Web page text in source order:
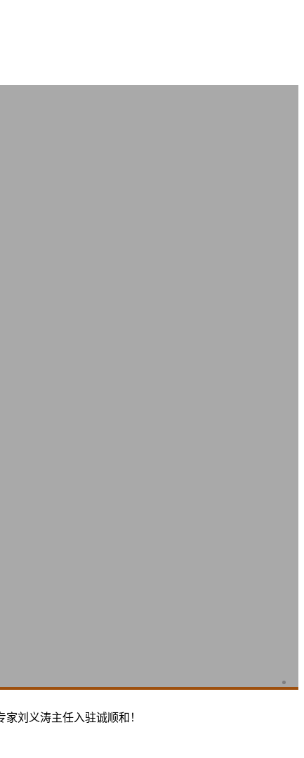
刘义涛主任入驻诚顺和！